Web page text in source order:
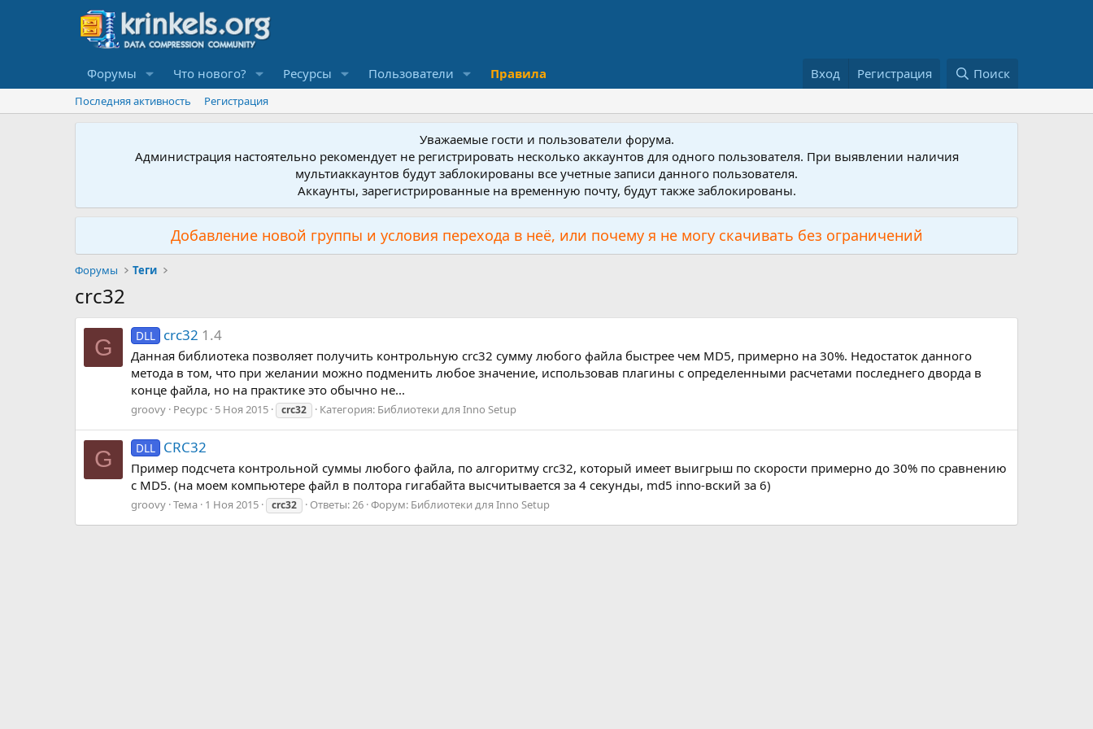
Форумы Что нового? Ресурсы Пользователи Правила Вход Регистрация Поиск
Последняя активность Регистрация
Уважаемые гости и пользователи форума.
Администрация настоятельно рекомендует не регистрировать несколько аккаунтов для одного пользователя. При выявлении наличия
мультиаккаунтов будут заблокированы все учетные записи данного пользователя.
Аккаунты, зарегистрированные на временную почту, будут также заблокированы.
Добавление новой группы и условия перехода в неё, или почему я не могу скачивать без ограничений
Форумы Теги
crc32
G DLL crc32 1.4
Данная библиотека позволяет получить контрольную crc32 сумму любого файла быстрее чем MD5, примерно на 30%. Недостаток данного
метода в том, что при желании можно подменить любое значение, использовав плагины с определенными расчетами последнего дворда в
конце файла, но на практике это обычно не...
groovy Ресурс 5 Ноя 2015 crc32 Категория: Библиотеки для Inno Setup
G DLL CRC32
Пример подсчета контрольной суммы любого файла, по алгоритму crc32, который имеет выигрыш по скорости примерно до 30% по сравнению
с MD5. (на моем компьютере файл в полтора гигабайта высчитывается за 4 секунды, md5 inno-вский за 6)
groovy Тема 1 Ноя 2015 crc32 Ответы: 26 Форум: Библиотеки для Inno Setup